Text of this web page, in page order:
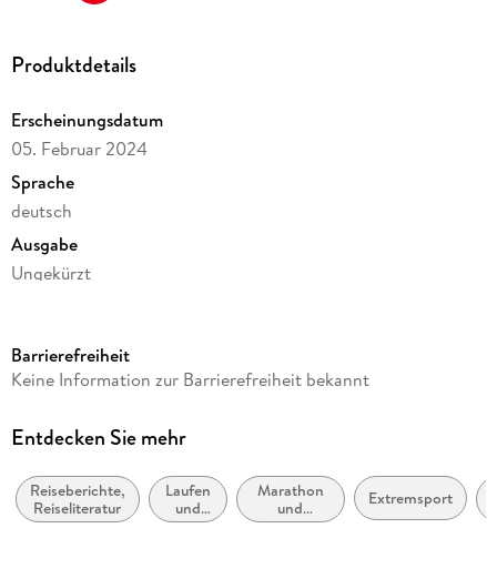
Produktdetails
Erscheinungsdatum
05. Februar 2024
Sprache
deutsch
Ausgabe
Ungekürzt
Laufzeit
Reihe
Autor/Autorin
Jonas Deichmann, Martin Waller, Carsten Polzin
Barrierefreiheit
Keine Information zur Barrierefreiheit bekannt
Entdecken Sie mehr
Reiseberichte,
Reiseliteratur
Laufen
und
Joggen
Marathon
und
Geländelauf
Extremsport